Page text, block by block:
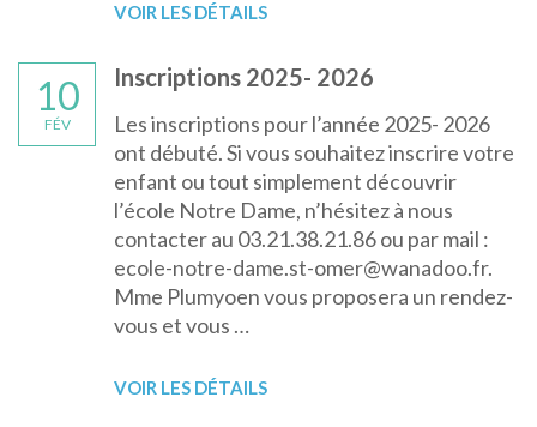
VOIR LES DÉTAILS
10
FÉV
Inscriptions 2025- 2026
Les inscriptions pour l’année 2025- 2026
ont débuté. Si vous souhaitez inscrire votre
enfant ou tout simplement découvrir
l’école Notre Dame, n’hésitez à nous
contacter au 03.21.38.21.86 ou par mail :
ecole-notre-dame.st-omer@wanadoo.fr.
Mme Plumyoen vous proposera un rendez-
vous et vous …
VOIR LES DÉTAILS